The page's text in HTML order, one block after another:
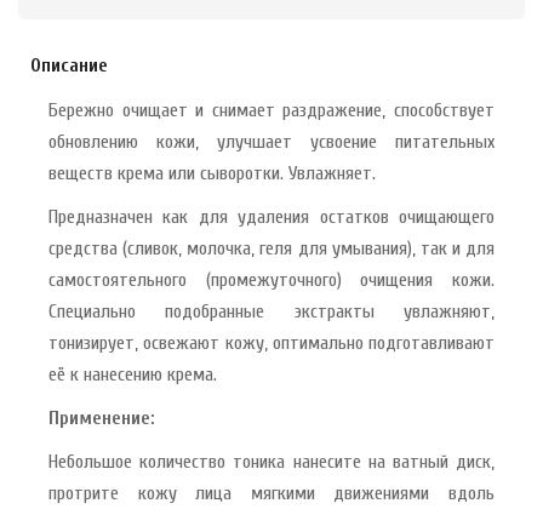
Описание
Бережно очищает и снимает раздражение, способствует
обновлению кожи, улучшает усвоение питательных
веществ крема или сыворотки. Увлажняет.
Предназначен как для удаления остатков очищающего
средства (сливок, молочка, геля для умывания), так и для
самостоятельного (промежуточного) очищения кожи.
Специально подобранные экстракты увлажняют,
тонизирует, освежают кожу, оптимально подготавливают
её к нанесению крема.
Применение:
Небольшое количество тоника нанесите на ватный диск,
протрите кожу лица мягкими движениями вдоль